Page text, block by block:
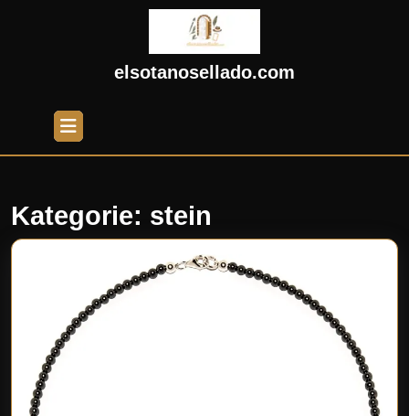
elsotanosellado.com
Open
Button
Kategorie: stein